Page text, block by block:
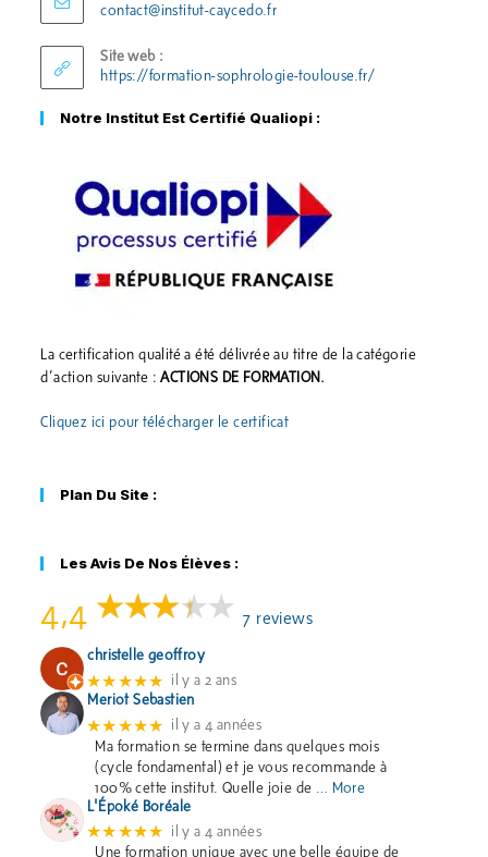
contact@institut-caycedo.fr
Site web :
https://formation-sophrologie-toulouse.fr/
Notre Institut Est Certifié Qualiopi :
La certification qualité a été délivrée au titre de la catégorie
d’action suivante :ACTIONS DE FORMATION.
Cliquez ici pour télécharger le certificat
Plan Du Site :
Les Avis De Nos Élèves :
4,4 7 reviews
christelle geoffroy
★★★★★ il y a 2 ans
Meriot Sebastien
★★★★★ il y a 4 années
Ma formation se termine dans quelques mois
(cycle fondamental) et je vous recommande à
100% cette institut. Quelle joie de
… More
L'Époké Boréale
★★★★★ il y a 4 années
Une formation unique avec une belle équipe de